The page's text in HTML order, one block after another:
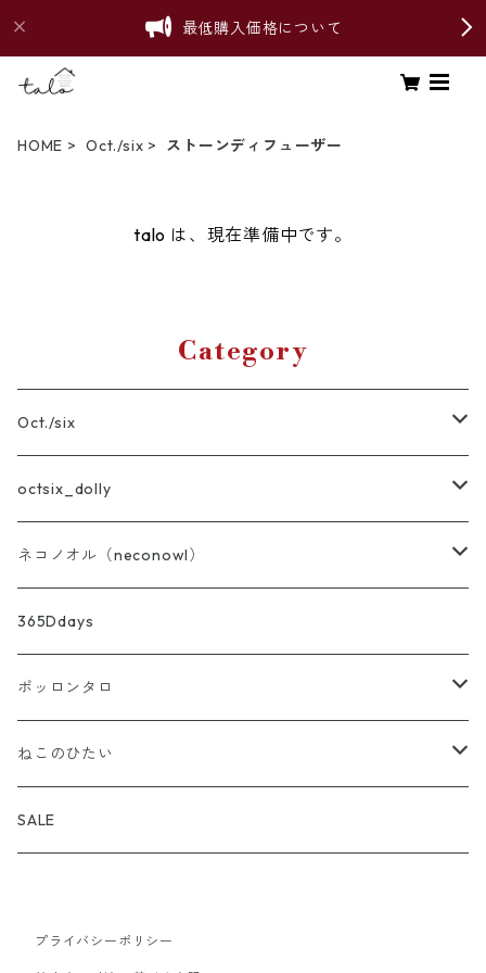
最低購入価格について
HOME Oct./six ストーンディフューザー
talo は、現在準備中です。
Category
Oct./six
バッグ・ポーチ・布雑貨
ニット
あず灸・ホットピロー
ストーンディフューザー
octsix_dolly
セット
トップス
ボトムス
アウター
バッグ・帽子・靴下・アクセサリー
ネコノオル（neconowl）
バッグ・ポーチ・布雑貨
ホットピロー
ストーンディフューザー
365Ddays
ポッロンタロ
アロマ雑貨
ブレンド精油
精油
my aroma
ねこのひたい
my aroma
SALE
プライバシーポリシー